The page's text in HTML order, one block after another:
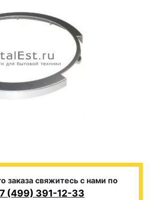
заказа свяжитесь с нами по
(499) 391-12-33